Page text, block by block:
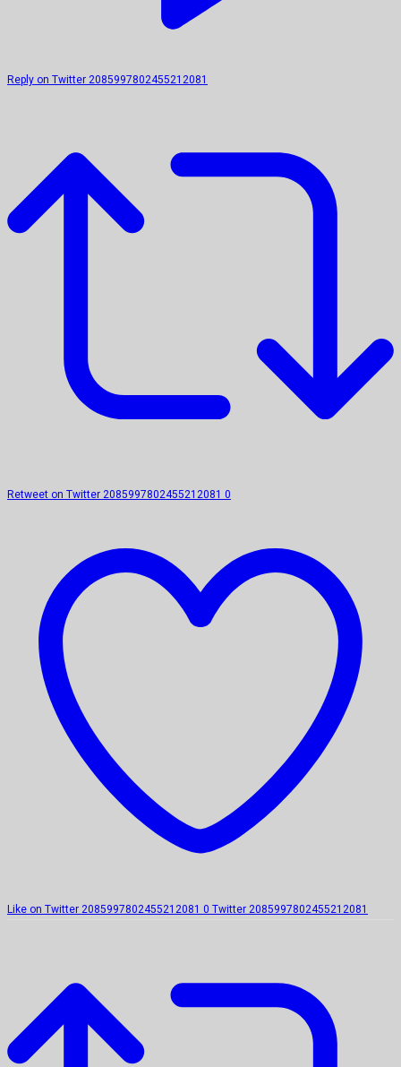
Reply on Twitter 2085997802455212081
Retweet on Twitter 2085997802455212081 0
Like on Twitter 2085997802455212081 0 Twitter 2085997802455212081